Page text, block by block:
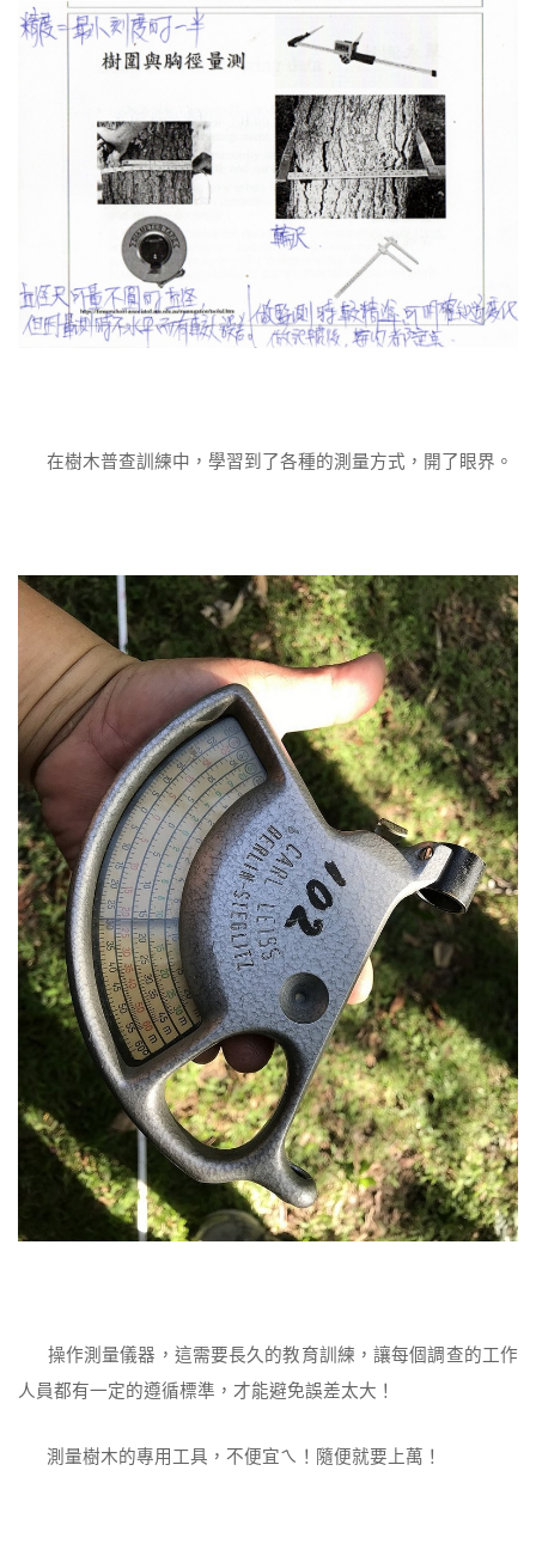
在樹木普查訓練中，學習到了各種的測量方式，開了眼界。
操作測量儀器，這需要長久的教育訓練，讓每個調查的工作
人員都有一定的遵循標準，才能避免誤差太大！
測量樹木的專用工具，不便宜ㄟ！隨便就要上萬！